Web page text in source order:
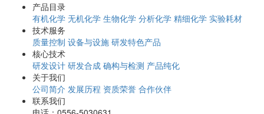
产品目录
有机化学 无机化学 生物化学 分析化学 精细化学 实验耗材
技术服务
质量控制 设备与设施 研发特色产品
核心技术
研发设计 研发合成 确构与检测 产品纯化
关于我们
公司简介 发展历程 资质荣誉 合作伙伴
联系我们